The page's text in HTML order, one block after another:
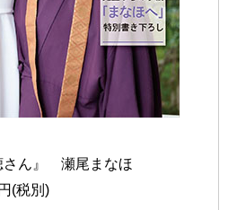
さん』 瀬尾まなほ
(税別)